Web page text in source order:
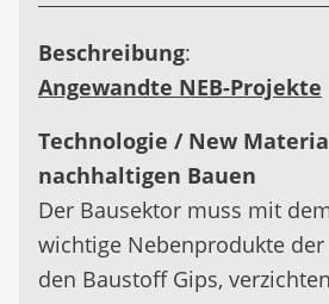
Beschreibung:
Angewandte NEB-Projekte
Technologie / New
nachhaltigen Bauen
Der Bausektor muss mit
wichtige Nebenprodukte
den Baustoff Gips,